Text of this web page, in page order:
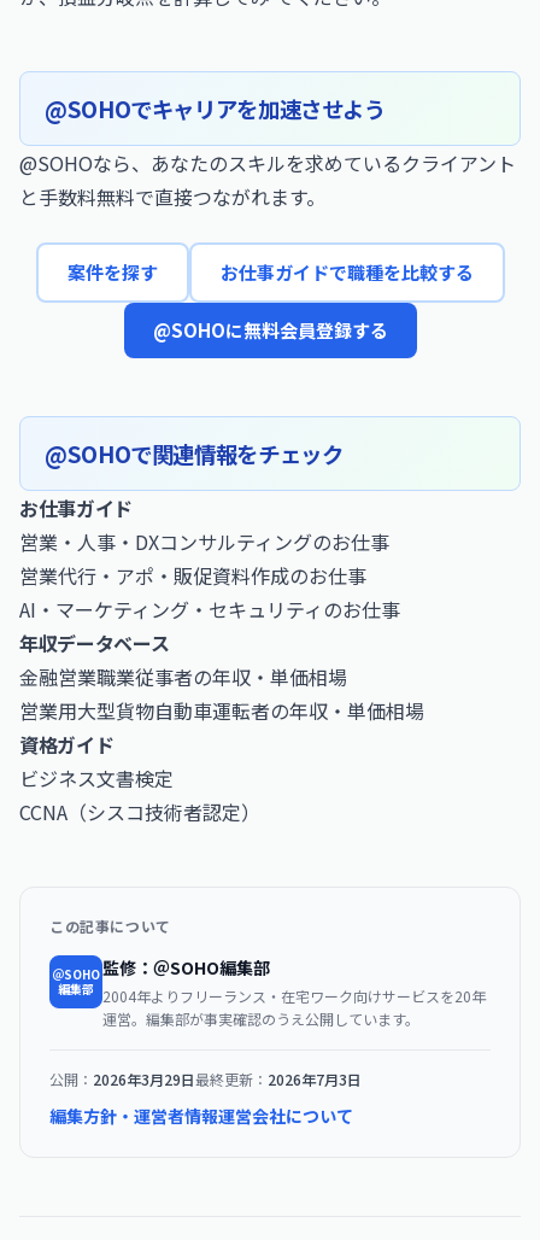
@SOHOでキャリアを加速させよう
@SOHOなら、あなたのスキルを求めているクライアント
と手数料無料で直接つながれます。
案件を探す お仕事ガイドで職種を比較する
@SOHOに無料会員登録する
@SOHOで関連情報をチェック
お仕事ガイド
営業・人事・DXコンサルティングのお仕事
営業代行・アポ・販促資料作成のお仕事
AI・マーケティング・セキュリティのお仕事
年収データベース
金融営業職業従事者の年収・単価相場
営業用大型貨物自動車運転者の年収・単価相場
資格ガイド
ビジネス文書検定
CCNA（シスコ技術者認定）
この記事について
＠SOHO
編集部
監修：＠SOHO編集部
2004年よりフリーランス・在宅ワーク向けサービスを20年
運営。編集部が事実確認のうえ公開しています。
公開： 2026年3月29日最終更新： 2026年7月3日
編集方針・運営者情報運営会社について